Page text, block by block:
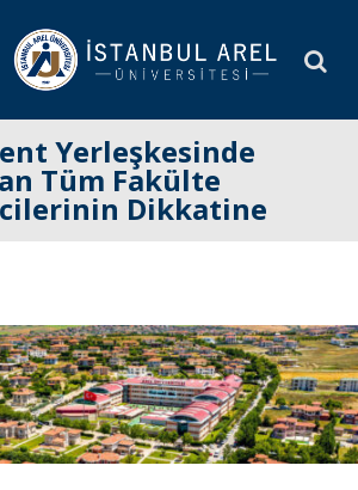
Yerleşkesinde
Tüm Fakülte
Dikkatine